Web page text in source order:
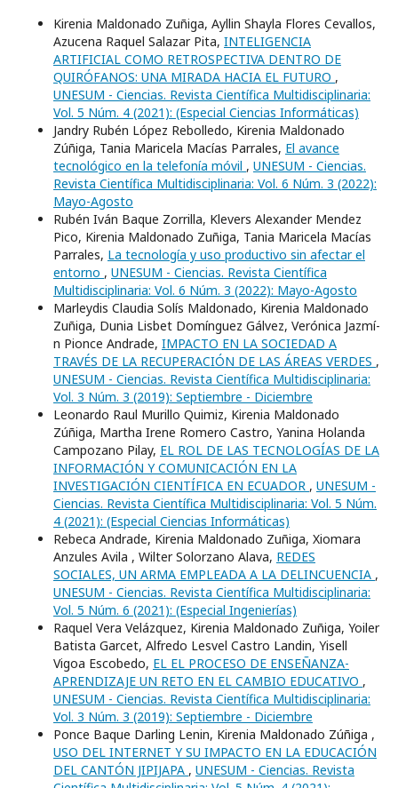
Kirenia Maldonado Zuñiga, Ayllin Shayla Flores Cevallos,
Azucena Raquel Salazar Pita, INTELIGENCIA
ARTIFICIAL COMO RETROSPECTIVA DENTRO DE
QUIRÓFANOS: UNA MIRADA HACIA EL FUTURO ,
UNESUM - Ciencias. Revista Científica Multidisciplinaria:
Vol. 5 Núm. 4 (2021): (Especial Ciencias Informáticas)
Jandry Rubén López Rebolledo, Kirenia Maldonado
Zúñiga, Tania Maricela Macías Parrales, El avance
tecnológico en la telefonía móvil , UNESUM - Ciencias.
Revista Científica Multidisciplinaria: Vol. 6 Núm. 3 (2022):
Mayo-Agosto
Rubén Iván Baque Zorrilla, Klevers Alexander Mendez
Pico, Kirenia Maldonado Zuñiga, Tania Maricela Macías
Parrales, La tecnología y uso productivo sin afectar el
entorno , UNESUM - Ciencias. Revista Científica
Multidisciplinaria: Vol. 6 Núm. 3 (2022): Mayo-Agosto
Marleydis Claudia Solí­s Maldonado, Kirenia Maldonado
Zuñiga, Dunia Lisbet Domí­nguez Gálvez, Verónica Jazmí­
n Pionce Andrade, IMPACTO EN LA SOCIEDAD A
TRAVÉS DE LA RECUPERACIÓN DE LAS ÁREAS VERDES ,
UNESUM - Ciencias. Revista Científica Multidisciplinaria:
Vol. 3 Núm. 3 (2019): Septiembre - Diciembre
Leonardo Raul Murillo Quimiz, Kirenia Maldonado
Zúñiga, Martha Irene Romero Castro, Yanina Holanda
Campozano Pilay, EL ROL DE LAS TECNOLOGÍAS DE LA
INFORMACIÓN Y COMUNICACIÓN EN LA
INVESTIGACIÓN CIENTÍFICA EN ECUADOR , UNESUM -
Ciencias. Revista Científica Multidisciplinaria: Vol. 5 Núm.
4 (2021): (Especial Ciencias Informáticas)
Rebeca Andrade, Kirenia Maldonado Zuñiga, Xiomara
Anzules Avila , Wilter Solorzano Alava, REDES
SOCIALES, UN ARMA EMPLEADA A LA DELINCUENCIA ,
UNESUM - Ciencias. Revista Científica Multidisciplinaria:
Vol. 5 Núm. 6 (2021): (Especial Ingenierí­as)
Raquel Vera Velázquez, Kirenia Maldonado Zuñiga, Yoiler
Batista Garcet, Alfredo Lesvel Castro Landin, Yisell
Vigoa Escobedo, EL EL PROCESO DE ENSEÑANZA-
APRENDIZAJE UN RETO EN EL CAMBIO EDUCATIVO ,
UNESUM - Ciencias. Revista Científica Multidisciplinaria:
Vol. 3 Núm. 3 (2019): Septiembre - Diciembre
Ponce Baque Darling Lenin, Kirenia Maldonado Zúñiga ,
USO DEL INTERNET Y SU IMPACTO EN LA EDUCACIÓN
DEL CANTÓN JIPIJAPA , UNESUM - Ciencias. Revista